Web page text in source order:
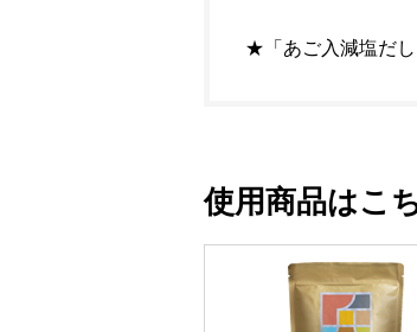
★「あご入減塩だし
使用商品はこ